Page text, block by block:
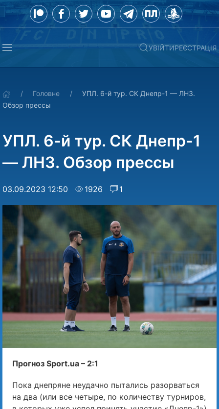
УВІЙТИРЕЄСТРАЦІЯ
Головне
УПЛ. 6-й тур. СК Днепр-1 — ЛНЗ.
Обзор прессы
УПЛ. 6-й тур. СК Днепр-1
— ЛНЗ. Обзор прессы
03.09.2023 12:50 1926 1
Прогноз Sport.ua – 2:1
Пока днепряне неудачно пытались разорваться
на два (или все четыре, по количеству турниров,